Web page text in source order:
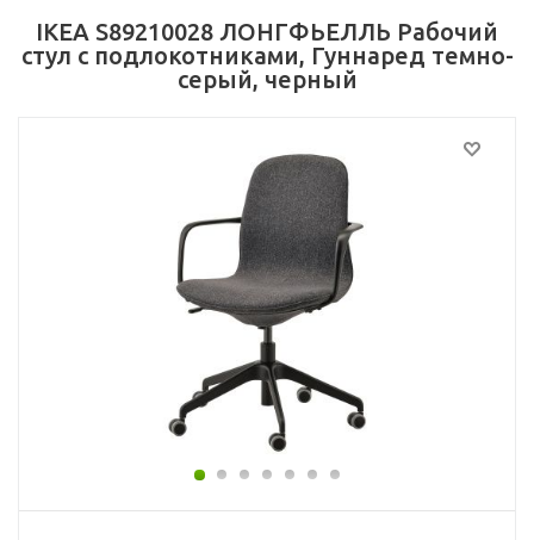
IKEA S89210028 ЛОНГФЬЕЛЛЬ Рабочий
стул с подлокотниками, Гуннаред темно-
серый, черный